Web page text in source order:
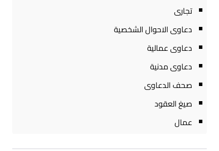
تجارى
دعاوى الاحوال الشخصية
دعاوى عمالية
دعاوى مدنية
صحف الدعاوى
صيغ العقود
عمال